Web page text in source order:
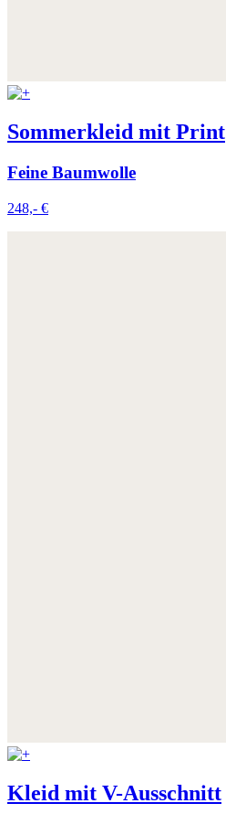
Sommerkleid mit Print
Feine Baumwolle
248,- €
Kleid mit V-Ausschnitt